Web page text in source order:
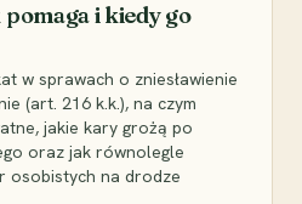
i kiedy go
w sprawach o zniesławienie
(art. 216 k.k.), na czym
jakie kary grożą po
oraz jak równolegle
osobistych na drodze